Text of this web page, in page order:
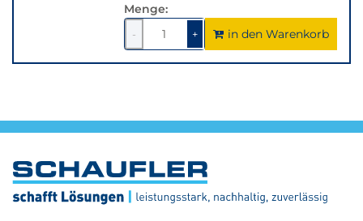
Menge:
-
1
verringern
+1um
1
erhöhen
in den Warenkorb